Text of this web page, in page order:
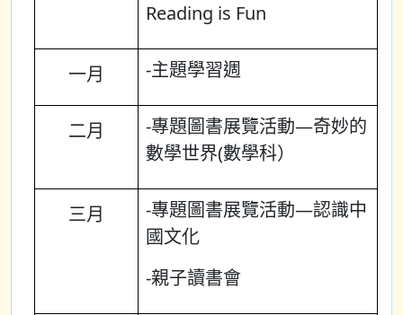
Reading is Fun
一月 -主題學習週
二月
-專題圖書展覽活動—奇妙的
數學世界(數學科）
三月
-專題圖書展覽活動—認識中
國文化
-親子讀書會